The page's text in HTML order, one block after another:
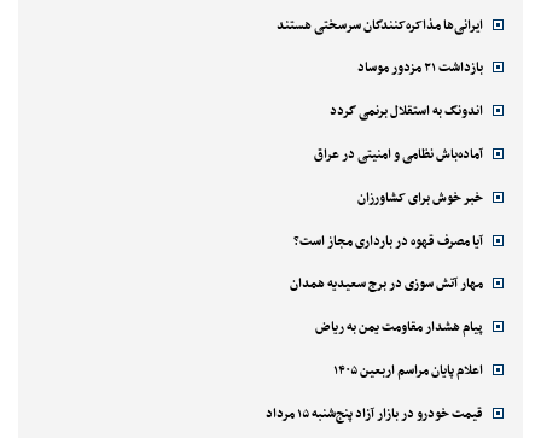
ایرانی‌ها مذاکره‌کنندگان سرسختی هستند
بازداشت ۲۱ مزدور موساد
اندونگ به استقلال برنمی گردد
آماده‌باش نظامی و امنیتی در عراق
خبر خوش برای کشاورزان
آیا مصرف قهوه در بارداری مجاز است؟
مهار آتش سوزی در برج سعیدیه همدان
پیام هشدار مقاومت یمن به ریاض
اعلام پایان مراسم اربعین ۱۴۰۵
قیمت خودرو در بازار آزاد پنج‌شنبه ۱۵ مرداد